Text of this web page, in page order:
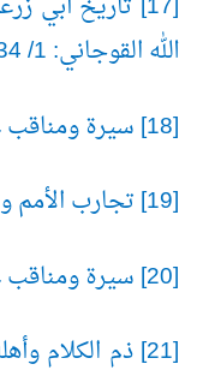
الله القوجاني: 1/ 634، مجمع اللغة العربية - دمشق.
[18] سيرة ومناقب عمر بن عبد العزيز، ص 108.
[19] تجارب الأمم وتعاقب الهمم: 2/463.
[20] سيرة ومناقب عمر بن عبد العزيز، ص 109.
[21] ذم الكلام